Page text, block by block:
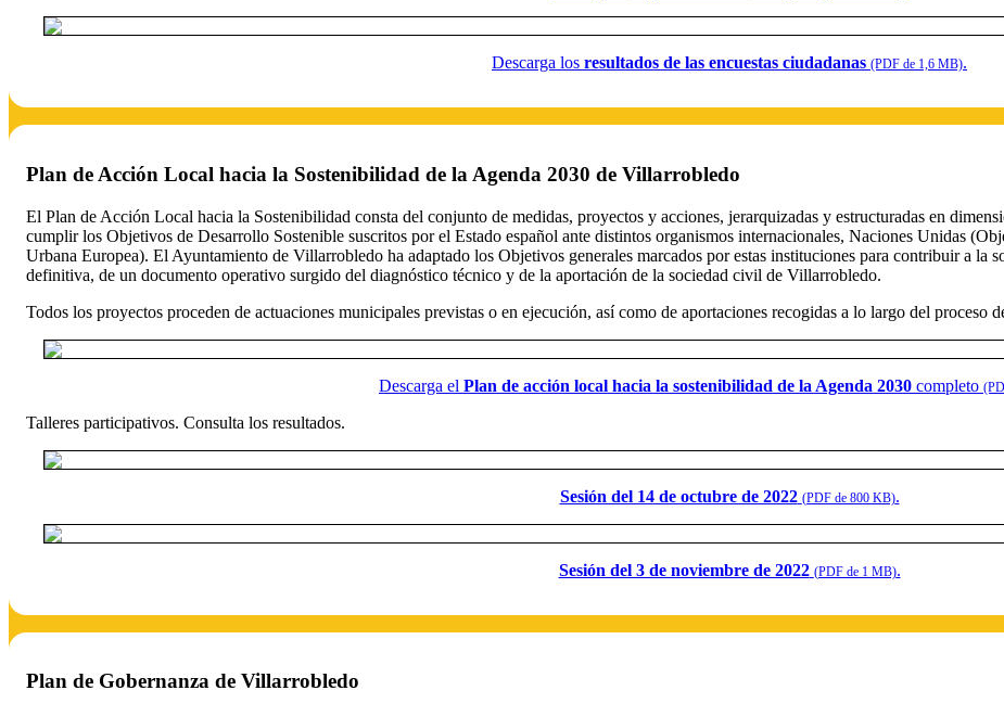
Descarga los resultados de las encuestas ciudadanas (PDF de 1,6 MB).
Plan de Acción Local hacia la Sostenibilidad de la Agenda 2030 de Villarrobledo
El Plan de Acción Local hacia la Sostenibilidad consta del conjunto de medidas, proyectos y acciones, jerarquizadas y estructuradas en
cumplir los Objetivos de Desarrollo Sostenible suscritos por el Estado español ante distintos organismos internacionales, Naciones Unidas
Urbana Europea). El Ayuntamiento de Villarrobledo ha adaptado los Objetivos generales marcados por estas instituciones para contribuir a la
definitiva, de un documento operativo surgido del diagnóstico técnico y de la aportación de la sociedad civil de Villarrobledo.
Todos los proyectos proceden de actuaciones municipales previstas o en ejecución, así como de aportaciones recogidas a lo largo del proceso
Descarga el Plan de acción local hacia la sostenibilidad de la Agenda 2030 completo
Talleres participativos. Consulta los resultados.
Sesión del 14 de octubre de 2022 (PDF de 800 KB).
Sesión del 3 de noviembre de 2022 (PDF de 1 MB).
Plan de Gobernanza de Villarrobledo